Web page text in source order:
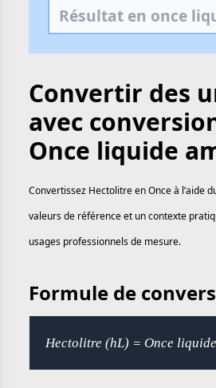
Convertir des
avec
Once liquide
Convertissez Hectolitre en Once à l’aide
valeurs de référence et un contexte
usages professionnels de mesure.
Formule de
Hectolitre (hL) = Once